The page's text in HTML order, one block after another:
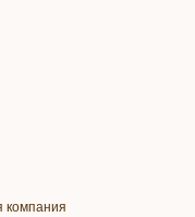
компания